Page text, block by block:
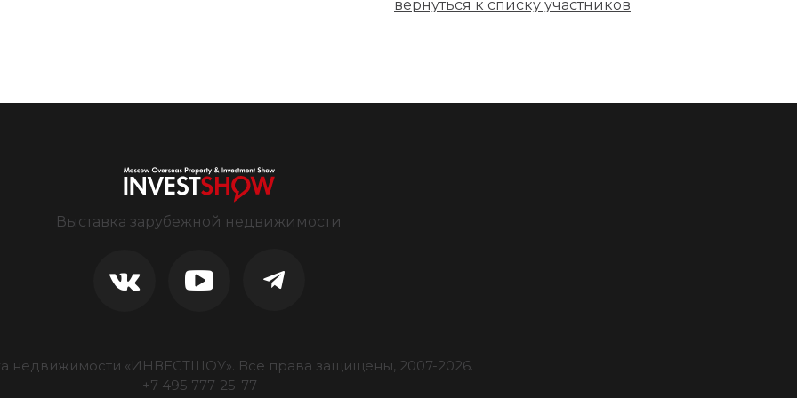
вернуться к списку участников
Выставка зарубежной недвижимости
недвижимости «ИНВЕСТШОУ». Все права защищены, 2007-2026.
+7 495 777-25-77